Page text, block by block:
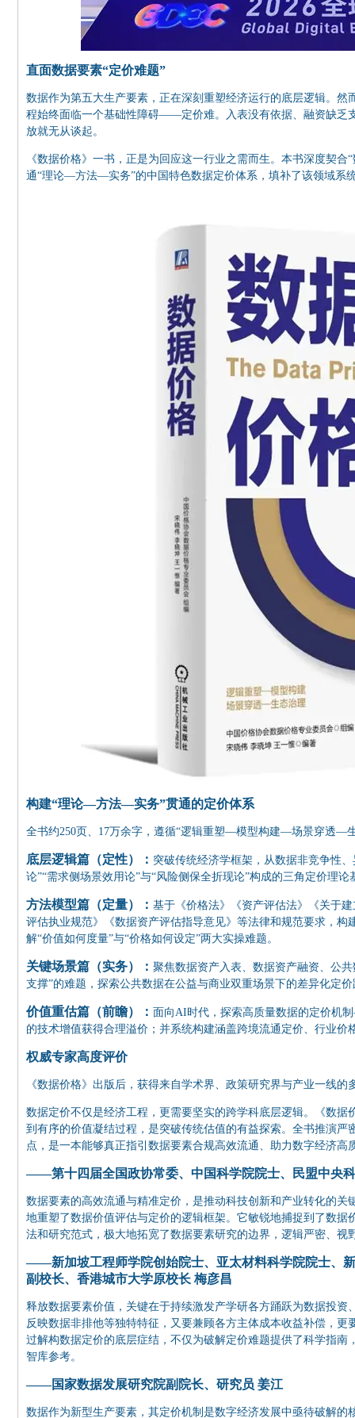
直面数据要素“定价难题”
数据作为第五大生产要素，正在深刻重塑经济运行的底层逻辑。
程始终面临一个基础性障碍——定价难。入表没有依据、融资缺
放就无从谈起。
《数据价格》一书，正是为回应这一行业之需而生。本书深度契
通“理论—方法—实务”的中国特色数据定价体系，填补了该领域系
构建“理论—方法—实务”贯通的定价体系
全书约250页、17万余字，遵循“逻辑重塑—模型构建—场景穿透—
底层逻辑篇（定性）： 突破传统经济学框架，从数据非竞争性
论”“需求侧场景效用论”与“风险侧保全折现论”构成的三角定价理
方法模型篇（定量）： 基于《价格法》《资产评估法》《关于
评估执业规范》《数据资产评估指导意见》等法律和规范要求，构
解“价值如何度量”与“价格如何设定”两大实操难题。
关键场景篇（实务）： 聚焦数据资产入表、数据资产融资、公
支撑”的难题，探索公共数据在公益与商业双重场景下的差异化定价
价值重估篇（前瞻）： 面向AI时代，探索高质量数据的定价机
的技术增值获得合理溢价；并系统构建涵盖跨境流通定价、行业价
权威专家高度评价
《数据价格》出版后，获得来自学术界、政策研究界与产业一线的
数据定价不仅是经济工程，更需要坚实的跨学科底层逻辑。《数据
到有序的价值凝结过程，是突破传统估值的有益探索。全书推演
点，是一本能够真正指引数据要素合规高效流通、助力数字经济高
——第十四届全国政协常委、中国科学院院士、民盟中央
数据要素的高效流通与精准定价，是推动科技创新和产业转化的
地重塑了数据价值评估与定价的逻辑框架。它敏锐地捕捉到了数
法和研究范式，极大地拓宽了数据要素研究的边界，逻辑严密、视
——新加坡工程师学院创始院士、亚太材料科学院院士、
副校长、香港城市大学原校长 梅彦昌
释放数据要素价值，关键在于持续激发产学研各方踊跃为数据投
反映数据非排他等独特特征，又要兼顾各方主体成本收益补偿，
过解构数据定价的底层症结，不仅为破解定价难题提供了科学指
智库参考。
——国家数据发展研究院副院长、研究员 姜江
数据作为新型生产要素，其定价机制是数字经济发展中亟待破解